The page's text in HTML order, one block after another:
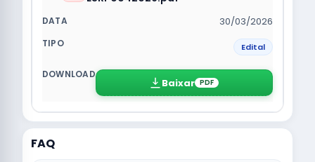
30/03/2026
Edital
Baixar PDF
FAQ